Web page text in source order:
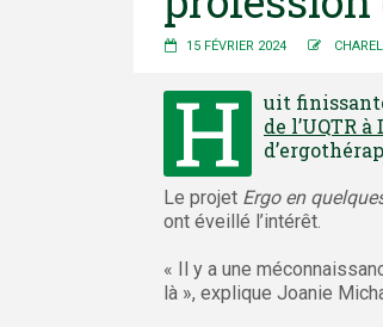
15 FÉVRIER 2024
H uit
de l’UQTR
Le projet Ergo en
ont éveillé l’intérêt.
« Il y a une
là », explique Joanie